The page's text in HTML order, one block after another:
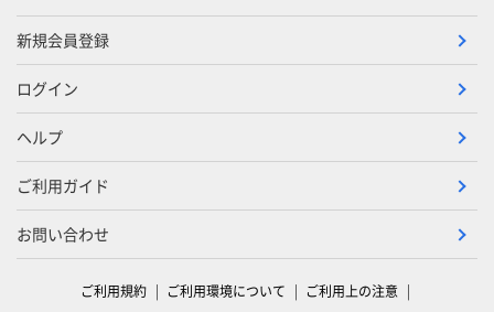
新規会員登録
ログイン
ヘルプ
ご利用ガイド
お問い合わせ
ご利用規約 ご利用環境について ご利用上の注意